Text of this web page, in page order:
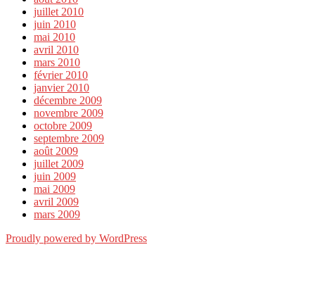
juillet 2010
juin 2010
mai 2010
avril 2010
mars 2010
février 2010
janvier 2010
décembre 2009
novembre 2009
octobre 2009
septembre 2009
août 2009
juillet 2009
juin 2009
mai 2009
avril 2009
mars 2009
Proudly powered by WordPress